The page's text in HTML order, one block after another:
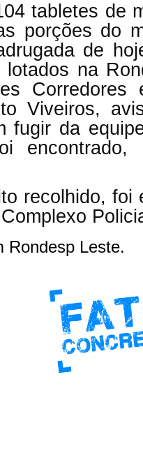
tabletes de
porções do
de
lotados na
Viveiros,
fugir da
recolhido, foi
Rondesp Leste.